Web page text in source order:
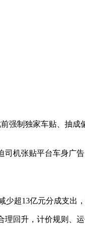
强制独家车贴、抽
机张贴平台车身广
超13亿元分成支出
回升，计价规则、